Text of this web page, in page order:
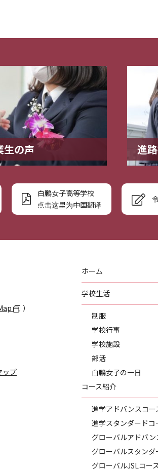
生の声 進
白鵬女子高等学校
点击这里为中国翻译
）
ップ
ホーム
学校生活
制服
学校行事
学校施設
部活
白鵬女子の一日
コース紹介
進学アドバンスコー
進学スタンダードコ
グローバルアドバン
グローバルスタンダ
グローバルJSLコー